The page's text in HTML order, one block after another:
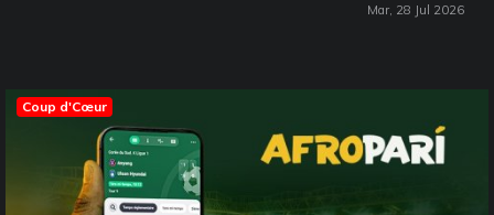
Mar, 28 Jul 2026
Coup d'Cœur